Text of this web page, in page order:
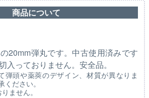
商品について
20mm弾丸です。中古使用済みです
入っておりません。安全品。
弾頭や薬莢のデザイン、材質が異なりま
ださい。
ません。